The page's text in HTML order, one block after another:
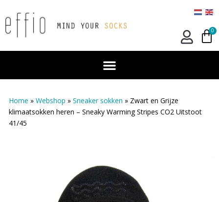
0
Home » Webshop » Sneaker sokken » Zwart en Grijze
klimaatsokken heren – Sneaky Warming Stripes CO2 Uitstoot
41/45